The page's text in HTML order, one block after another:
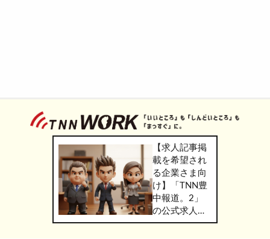
【求人記事掲
載を希望され
る企業さま向
け】「TNN豊
中報道。2」
の公式求人情
報サービス